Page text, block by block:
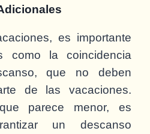
es importante
como la coincidencia
que no deben
de las vacaciones.
parece menor, es
un descanso